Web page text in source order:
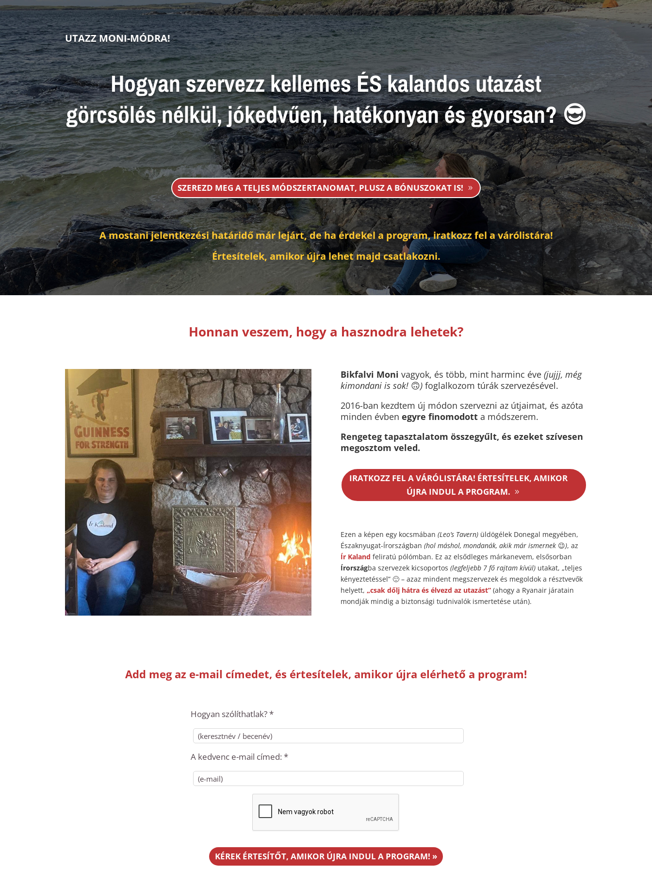
UTAZZ MONI-MÓDRA!
Hogyan szervezz kellemes ÉS kalandos utazást
görcsölés nélkül, jókedvűen, hatékonyan és gyorsan? 😎
SZEREZD MEG A TELJES MÓDSZERTANOMAT, PLUSZ A BÓNUSZOKAT IS!
A mostani jelentkezési határidő már lejárt, de ha érdekel a program, iratkozz fel a várólistára!
Értesítelek, amikor újra lehet majd csatlakozni.
Honnan veszem, hogy a hasznodra lehetek?
Bikfalvi Moni vagyok, és több, mint harminc éve (jujjj, még
kimondani is sok!🙃)foglalkozom túrák szervezésével.
2016-ban kezdtem új módon szervezni az útjaimat, és azóta
minden évben egyre finomodotta módszerem.
Rengeteg tapasztalatom összegyűlt, és ezeket szívesen
megosztom veled.
IRATKOZZ FEL A VÁRÓLISTÁRA! ÉRTESÍTELEK, AMIKOR
ÚJRA INDUL A PROGRAM.
Ezen a képen egy kocsmában (Leo’s Tavern)üldögélek Donegal megyében,
Északnyugat-Írországban (hol máshol, mondanák, akik már ismernek😉), az
Ír Kaland feliratú pólómban. Ez az elsődleges márkanevem, elsősorban
Írországba szervezek kicsoportos (legfeljebb 7 fő rajtam kívül)utakat, „teljes
kényeztetéssel” 🙂 – azaz mindent megszervezek és megoldok a résztvevők
helyett, „csak dőlj hátra és élvezd az utazást”(ahogy a Ryanair járatain
mondják mindig a biztonsági tudnivalók ismertetése után).
Add meg az e-mail címedet, és értesítelek, amikor újra elérhető a program!
Hogyan szólíthatlak? *
A kedvenc e-mail címed: *
KÉREK ÉRTESÍTŐT, AMIKOR ÚJRA INDUL A PROGRAM! »